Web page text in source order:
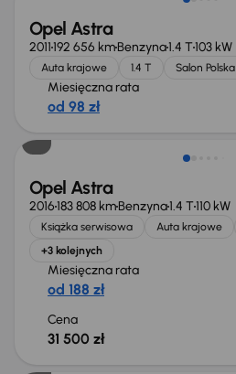
Opel Astra
2011192 656 kmBenzyna1.4 T103 kW
Auta krajowe 1.4 T Salon Polska
Miesięczna rata
od 98 zł
Opel Astra
2016183 808 kmBenzyna1.4 T110 kW
Książka serwisowa Auta krajowe
+3 kolejnych
Miesięczna rata
od 188 zł
Cena
31 500 zł
Taniej o 500 zł